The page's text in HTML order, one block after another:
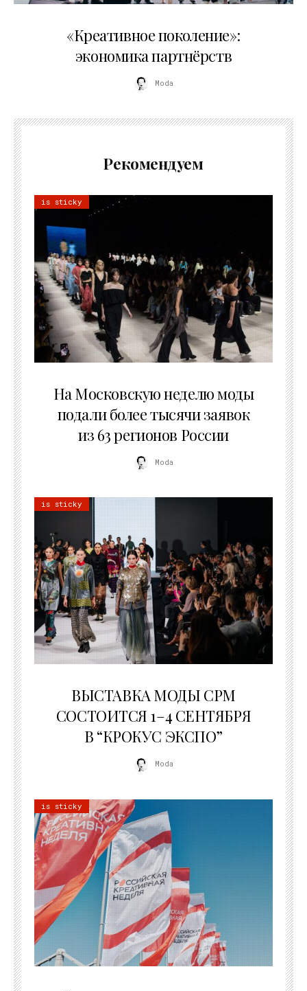
«Креативное поколение»:
экономика партнёрств
Moda
Рекомендуем
is sticky
На Московскую неделю моды
подали более тысячи заявок
из 63 регионов России
Moda
is sticky
ВЫСТАВКА МОДЫ CPM
СОСТОИТСЯ 1–4 СЕНТЯБРЯ
В “КРОКУС ЭКСПО”
Moda
is sticky